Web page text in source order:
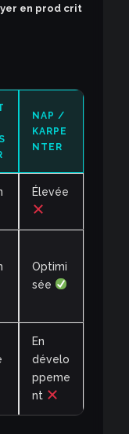
en prod crit
NAP /
KARPE
NTER
Élevée
Optimi
sée
En
dévelo
ppeme
nt